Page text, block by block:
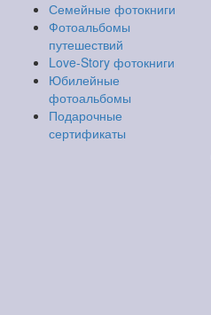
Семейные фотокниги
Фотоальбомы
путешествий
Love-Story фотокниги
Юбилейные
фотоальбомы
Подарочные
сертификаты